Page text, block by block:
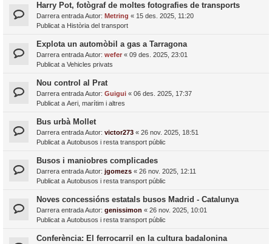
Harry Pot, fotògraf de moltes fotografies de transports
Darrera entrada Autor: Metring « 15 des. 2025, 11:20
Publicat a Història del transport
Explota un automòbil a gas a Tarragona
Darrera entrada Autor: wefer « 09 des. 2025, 23:01
Publicat a Vehicles privats
Nou control al Prat
Darrera entrada Autor: Guigui « 06 des. 2025, 17:37
Publicat a Aeri, marítim i altres
Bus urbà Mollet
Darrera entrada Autor: victor273 « 26 nov. 2025, 18:51
Publicat a Autobusos i resta transport públic
Busos i maniobres complicades
Darrera entrada Autor: jgomezs « 26 nov. 2025, 12:11
Publicat a Autobusos i resta transport públic
Noves concessións estatals busos Madrid - Catalunya
Darrera entrada Autor: genissimon « 26 nov. 2025, 10:01
Publicat a Autobusos i resta transport públic
Conferència: El ferrocarril en la cultura badalonina